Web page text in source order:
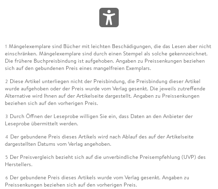
1 Mängelexemplare sind Bücher mit leichten Beschädigungen, die das Lesen aber nicht
einschränken. Mängelexemplare sind durch einen Stempel als solche gekennzeichnet.
Die frühere Buchpreisbindung ist aufgehoben. Angaben zu Preissenkungen beziehen
sich auf den gebundenen Preis eines mangelfreien Exemplars.
2 Diese Artikel unterliegen nicht der Preisbindung, die Preisbindung dieser Artikel
wurde aufgehoben oder der Preis wurde vom Verlag gesenkt. Die jeweils zutreffende
Alternative wird Ihnen auf der Artikelseite dargestellt. Angaben zu Preissenkungen
beziehen sich auf den vorherigen Preis.
3 Durch Öffnen der Leseprobe willigen Sie ein, dass Daten an den Anbieter der
Leseprobe übermittelt werden.
4 Der gebundene Preis dieses Artikels wird nach Ablauf des auf der Artikelseite
dargestellten Datums vom Verlag angehoben.
5 Der Preisvergleich bezieht sich auf die unverbindliche Preisempfehlung (UVP) des
Herstellers.
6 Der gebundene Preis dieses Artikels wurde vom Verlag gesenkt. Angaben zu
Preissenkungen beziehen sich auf den vorherigen Preis.